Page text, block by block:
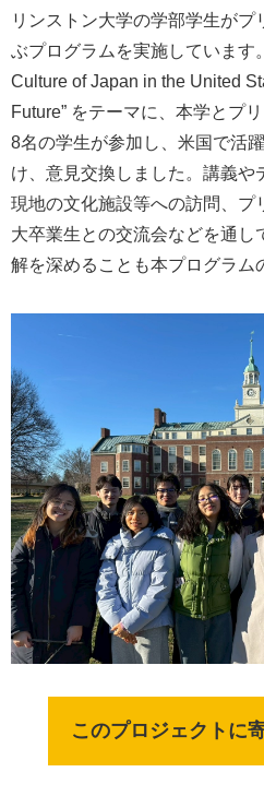
リンストン大学の学部学生がプ
ぶプログラムを実施しています
Culture of Japan in the United
Future” をテーマに、本学とプ
8名の学生が参加し、米国で活
け、意見交換しました。講義や
現地の文化施設等への訪問、プ
大卒業生との交流会などを通し
解を深めることも本プログラム
このプロジェクトに